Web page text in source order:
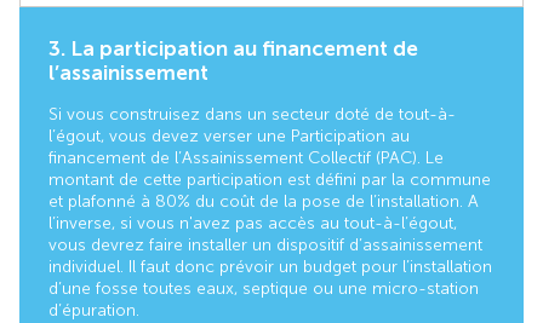
3. La participation au financement de
l’assainissement
Si vous construisez dans un secteur doté de tout-à-
l’égout, vous devez verser une Participation au
financement de l’Assainissement Collectif (PAC). Le
montant de cette participation est défini par la commune
et plafonné à 80 % du coût de la pose de l’installation. A
l’inverse, si vous n'avez pas accès au tout-à-l’égout,
vous devrez faire installer un dispositif d’assainissement
individuel. Il faut donc prévoir un budget pour l’installation
d’une fosse toutes eaux, septique ou une micro-station
d’épuration.